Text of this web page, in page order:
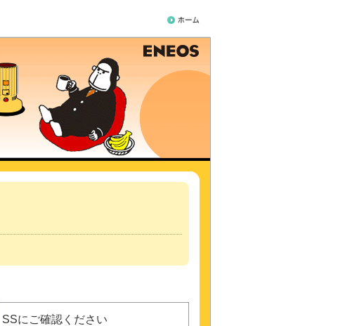
SSにご確認ください